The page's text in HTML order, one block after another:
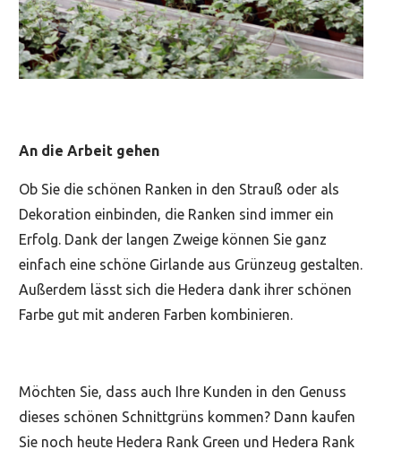
An die Arbeit gehen
Ob Sie die schönen Ranken in den Strauß oder als
Dekoration einbinden, die Ranken sind immer ein
Erfolg. Dank der langen Zweige können Sie ganz
einfach eine schöne Girlande aus Grünzeug gestalten.
Außerdem lässt sich die Hedera dank ihrer schönen
Farbe gut mit anderen Farben kombinieren.
Möchten Sie, dass auch Ihre Kunden in den Genuss
dieses schönen Schnittgrüns kommen? Dann kaufen
Sie noch heute Hedera Rank Green und Hedera Rank